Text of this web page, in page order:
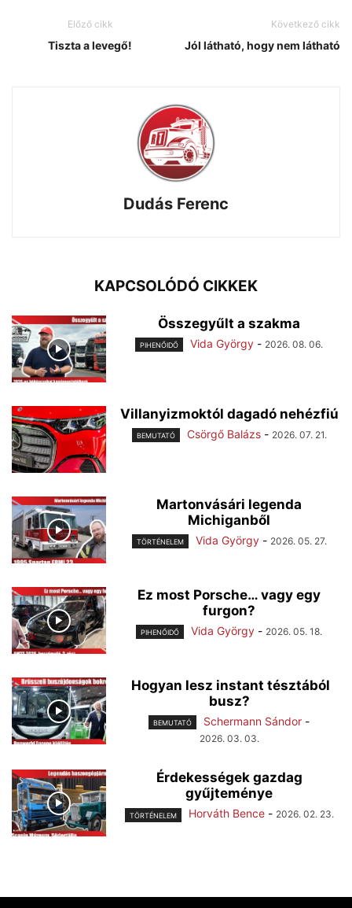
Előző cikk
Tiszta a levegő!
Következő cikk
Jól látható, hogy nem látható
Dudás Ferenc
KAPCSOLÓDÓ CIKKEK
Összegyűlt a szakma
PIHENŐIDŐ Vida György - 2026. 08. 06.
Villanyizmoktól dagadó nehézfiú
BEMUTATÓ Csörgő Balázs - 2026. 07. 21.
Martonvásári legenda
Michiganből
TÖRTÉNELEM Vida György - 2026. 05. 27.
Ez most Porsche… vagy egy
furgon?
PIHENŐIDŐ Vida György - 2026. 05. 18.
Hogyan lesz instant tésztából
busz?
BEMUTATÓ Schermann Sándor -
2026. 03. 03.
Érdekességek gazdag
gyűjteménye
TÖRTÉNELEM Horváth Bence - 2026. 02. 23.